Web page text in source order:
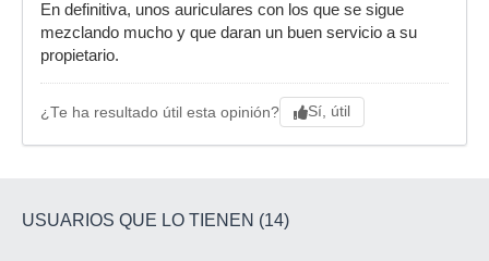
En definitiva, unos auriculares con los que se sigue
mezclando mucho y que daran un buen servicio a su
propietario.
¿Te ha resultado útil esta opinión? Sí, útil
USUARIOS QUE LO TIENEN (14)